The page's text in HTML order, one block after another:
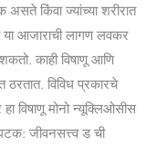
किंवा ज्यांच्या शरीरात
आजाराची लागण लवकर
काही विषाणू आणि
ठरतात. विविध प्रकारचे
विषाणू मोनो न्यूक्लिओसीस
जीवनसत्त्व ड ची